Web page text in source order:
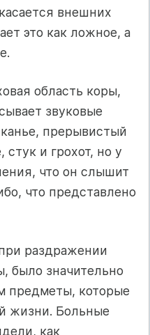
внешних
это как ложное, а
область коры,
звуковые
прерывистый
и грохот, но у
что он слышит
что представлено
раздражении
было значительно
предметы, которые
жизни. Больные
как